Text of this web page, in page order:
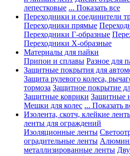
лепестковые ... Показать все
Переходники и соединители
Переходники прямые
Переходники Г-образные
Переходники Х-образные
Материалы для пайки
Припои и сплавы Разное для
Защитные покрытия для
Защита рулевого колеса,
тормоза Защитное покрытие
Защитные коврики Защитные
Мешки для колес ... Показать
Изолента, скотч, клейкие
ленты для ограждений
Изоляционные ленты
оградительные ленты
металлизированные ленты